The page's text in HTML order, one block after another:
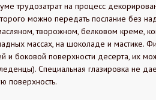
трудозатрат на процесс
можно передать послание без
творожном, белковом креме,
массах, на шоколаде и мастике.
и боковой поверхности десерта, их
Специальная глазировка не
поверхность.